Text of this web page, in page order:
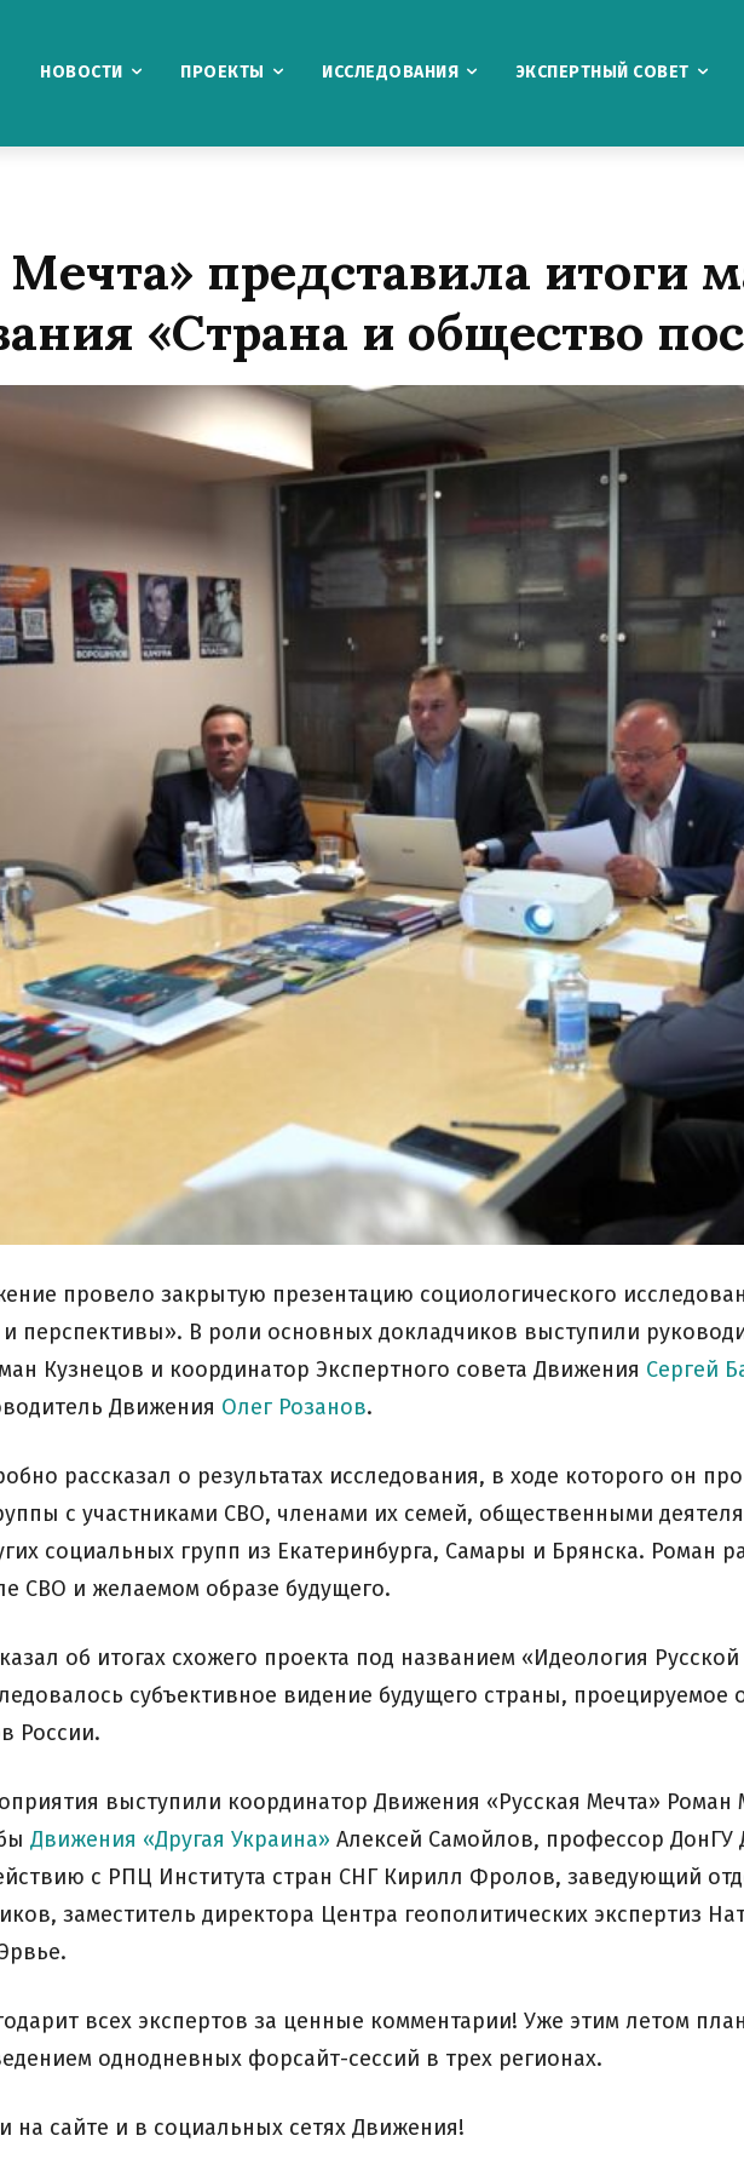
НОВОСТИ ПРОЕКТЫ ИССЛЕДОВАНИЯ ЭКСПЕРТНЫЙ СОВЕТ
Мечта» представила итоги
«Страна и общество
провело закрытую презентацию социологического
перспективы». В роли основных докладчиков выступили
Кузнецов и координатор Экспертного совета Движения Сергей
Движения Олег Розанов.
рассказал о результатах исследования, в ходе которого он
с участниками СВО, членами их семей, общественными
социальных групп из Екатеринбурга, Самары и Брянска. Роман
СВО и желаемом образе будущего.
об итогах схожего проекта под названием «Идеология
субъективное видение будущего страны,
России.
выступили координатор Движения «Русская Мечта» Роман
Движения «Другая Украина» Алексей Самойлов, профессор
с РПЦ Института стран СНГ Кирилл Фролов, заведующий
заместитель директора Центра геополитических экспертиз
всех экспертов за ценные комментарии! Уже этим летом
однодневных форсайт-сессий в трех регионах.
на сайте и в социальных сетях Движения!